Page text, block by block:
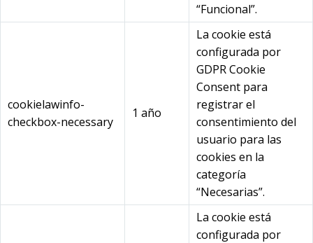
“Funcional”.
cookielawinfo-
checkbox-necessary
1 año
La cookie está
configurada por
GDPR Cookie
Consent para
registrar el
consentimiento del
usuario para las
cookies en la
categoría
“Necesarias”.
La cookie está
configurada por